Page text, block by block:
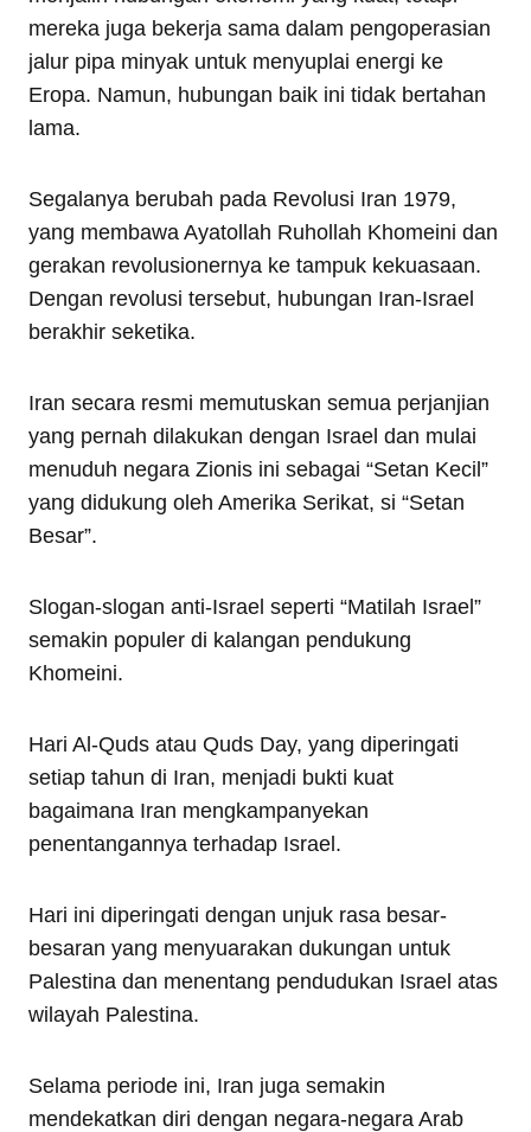
mereka juga bekerja sama dalam pengoperasian
jalur pipa minyak untuk menyuplai energi ke
Eropa. Namun, hubungan baik ini tidak bertahan
lama.
Segalanya berubah pada Revolusi Iran 1979,
yang membawa Ayatollah Ruhollah Khomeini dan
gerakan revolusionernya ke tampuk kekuasaan.
Dengan revolusi tersebut, hubungan Iran-Israel
berakhir seketika.
Iran secara resmi memutuskan semua perjanjian
yang pernah dilakukan dengan Israel dan mulai
menuduh negara Zionis ini sebagai “Setan Kecil”
yang didukung oleh Amerika Serikat, si “Setan
Besar”.
Slogan-slogan anti-Israel seperti “Matilah Israel”
semakin populer di kalangan pendukung
Khomeini.
Hari Al-Quds atau Quds Day, yang diperingati
setiap tahun di Iran, menjadi bukti kuat
bagaimana Iran mengkampanyekan
penentangannya terhadap Israel.
Hari ini diperingati dengan unjuk rasa besar-
besaran yang menyuarakan dukungan untuk
Palestina dan menentang pendudukan Israel atas
wilayah Palestina.
Selama periode ini, Iran juga semakin
mendekatkan diri dengan negara-negara Arab